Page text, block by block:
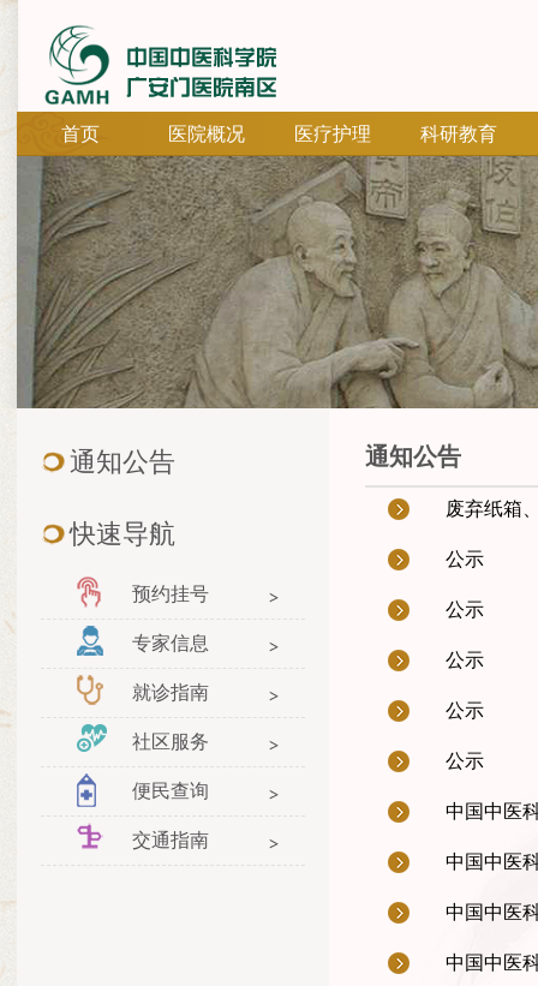
首页 医院概况 医疗护理 科研教育
通知公告
快速导航
预约挂号
专家信息
就诊指南
社区服务
便民查询
交通指南
通知公告
废弃纸箱
公示
公示
公示
公示
公示
中国中医
中国中医
中国中医
中国中医